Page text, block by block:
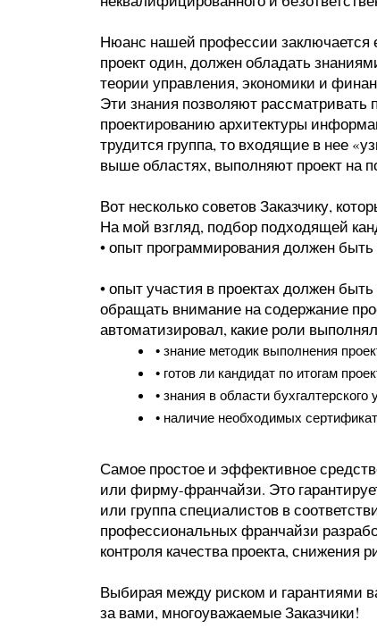
Нюанс нашей профессии
проект один, должен обладать
теории управления, экономики и
Эти знания позволяют рассматривать
проектированию архитектуры
трудится группа, то входящие в нее
выше областях, выполняют проект на
Вот несколько советов Заказчику,
На мой взгляд, подбор подходящей
• опыт программирования должен
• опыт участия в проектах должен
обращать внимание на содержание
автоматизировал, какие роли
• знание методик выполнения
• готов ли кандидат по итогам
• знания в области бухгалтерского
• наличие необходимых
Самое простое и эффективное
или фирму-франчайзи. Это
или группа специалистов в
профессиональных франчайзи
контроля качества проекта, снижения
Выбирая между риском и гарантиями
за вами, многоуважаемые Заказчики!